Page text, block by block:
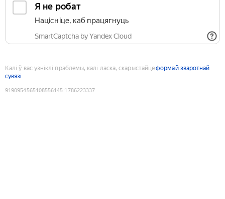
Я не робат
Націсніце, каб працягнуць
SmartCaptcha by Yandex Cloud
Калі ў вас узніклі праблемы, калі ласка, скарыстайцеформай зваротнай
сувязі
9190954565108556145:1786223337